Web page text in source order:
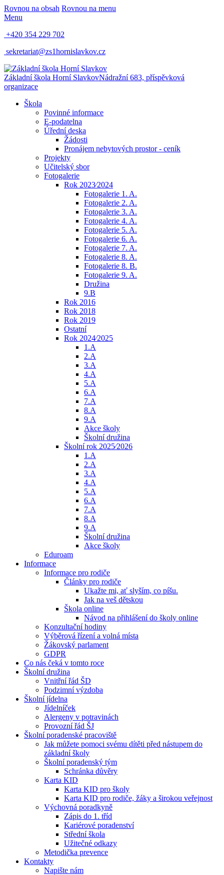
Rovnou na obsah Rovnou na menu
Menu
+420 354 229 702
sekretariat@zs1hornislavkov.cz
Základní škola Horní SlavkovNádražní 683, příspěvková
organizace
Škola
Povinné informace
E-podatelna
Úřední deska
Žádosti
Pronájem nebytových prostor - ceník
Projekty
Učitelský sbor
Fotogalerie
Rok 2023⁄2024
Fotogalerie 1. A.
Fotogalerie 2. A.
Fotogalerie 3. A.
Fotogalerie 4. A.
Fotogalerie 5. A.
Fotogalerie 6. A.
Fotogalerie 7. A.
Fotogalerie 8. A.
Fotogalerie 8. B.
Fotogalerie 9. A.
Družina
9.B
Rok 2016
Rok 2018
Rok 2019
Ostatní
Rok 2024⁄2025
1.A
2.A
3.A
4.A
5.A
6.A
7.A
8.A
9.A
Akce školy
Školní družina
Školní rok 2025⁄2026
1.A
2.A
3.A
4.A
5.A
6.A
7.A
8.A
9.A
Školní družina
Akce školy
Eduroam
Informace
Informace pro rodiče
Články pro rodiče
Ukažte mi, ať slyším, co píšu.
Jak na veš dětskou
Škola online
Návod na přihlášení do školy online
Konzultační hodiny
Výběrová řízení a volná místa
Žákovský parlament
GDPR
Co nás čeká v tomto roce
Školní družina
Vnitřní řád ŠD
Podzimní výzdoba
Školní jídelna
Jídelníček
Alergeny v potravinách
Provozní řád ŠJ
Školní poradenské pracoviště
Jak můžete pomoci svému dítěti před nástupem do
základní školy
Školní poradenský tým
Schránka důvěry
Karta KID
Karta KID pro školy
Karta KID pro rodiče, žáky a širokou veřejnost
Výchovná poradkyně
Zápis do 1. tříd
Kariérové poradenství
Střední škola
Užitečné odkazy
Metodička prevence
Kontakty
Napište nám